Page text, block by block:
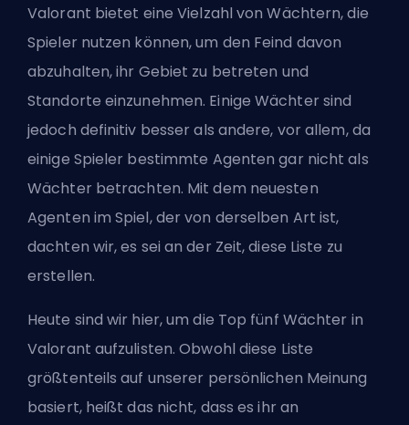
Valorant bietet eine Vielzahl von Wächtern, die
Spieler nutzen können, um den Feind davon
abzuhalten, ihr Gebiet zu betreten und
Standorte einzunehmen. Einige Wächter sind
jedoch definitiv besser als andere, vor allem, da
einige Spieler bestimmte Agenten gar nicht als
Wächter betrachten. Mit dem neuesten
Agenten im Spiel, der von derselben Art ist,
dachten wir, es sei an der Zeit, diese Liste zu
erstellen.
Heute sind wir hier, um die Top fünf Wächter in
Valorant aufzulisten. Obwohl diese Liste
größtenteils auf unserer persönlichen Meinung
basiert, heißt das nicht, dass es ihr an